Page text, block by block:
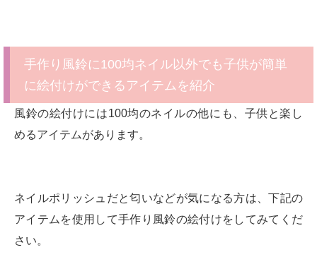
手作り風鈴に100均ネイル以外でも子供が簡単
に絵付けができるアイテムを紹介
風鈴の絵付けには100均のネイルの他にも、子供と楽し
めるアイテムがあります。
ネイルポリッシュだと匂いなどが気になる方は、下記の
アイテムを使用して手作り風鈴の絵付けをしてみてくだ
さい。